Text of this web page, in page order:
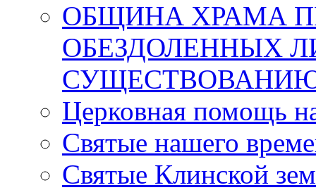
ОБЩИНА ХРАМА
ОБЕЗДОЛЕННЫХ
Церковная помощь
Святые нашего
Святые Клинской